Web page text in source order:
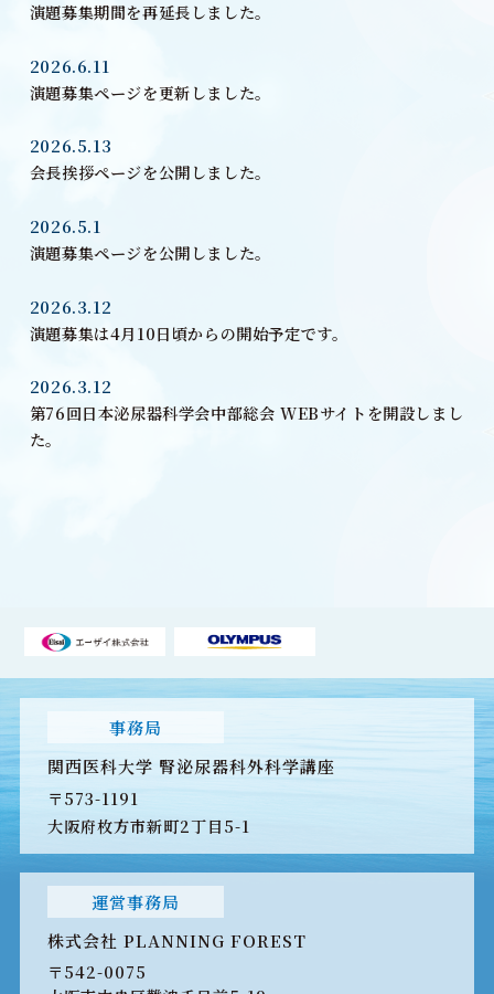
演題募集期間を再延長しました。
2026.6.11
演題募集ページを更新しました。
2026.5.13
会長挨拶ページを公開しました。
2026.5.1
演題募集ページを公開しました。
2026.3.12
演題募集は4月10日頃からの開始予定です。
2026.3.12
第76回日本泌尿器科学会中部総会 WEBサイトを開設しまし
た。
事務局
関西医科大学 腎泌尿器科外科学講座
〒573-1191
大阪府枚方市新町2丁目5-1
運営事務局
株式会社 PLANNING FOREST
〒542-0075